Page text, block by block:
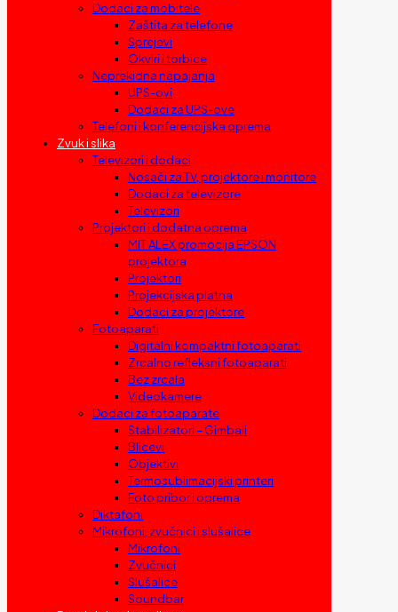
Dodaci za mobitele
Zaštita za telefone
Sprejevi
Okviri i torbice
Neprekidna napajanja
UPS-ovi
Dodaci za UPS-ove
Telefoni i konferencijska oprema
Zvuk i slika
Televizori i dodaci
Nosači za TV, projektore i monitore
Dodaci za televizore
Televizori
Projektori i dodatna oprema
MIT ALEX promocija EPSON
projektora
Projektori
Projekcijska platna
Dodaci za projektore
Fotoaparati
Digitalni kompaktni fotoaparati
Zrcalno refleksni fotoaparati
Bez zrcala
Videokamere
Dodaci za fotoaparate
Stabilizatori – Gimbali
Blicevi
Objektivi
Termosublimacijski printeri
Foto pribor i oprema
Diktafoni
Mikrofoni, zvučnici i slušalice
Mikrofoni
Zvučnici
Slušalice
Soundbar